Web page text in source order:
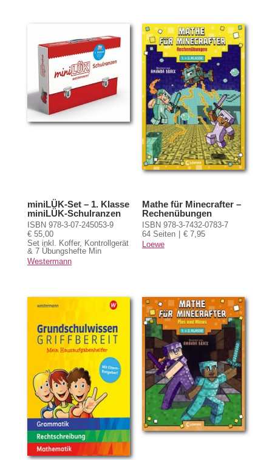
miniLÜK-Set – 1. Klasse
miniLÜK-Schulranzen
ISBN 978-3-07-245053-9
€ 55,00
Set inkl. Koffer, Kontrollgerät
& 7 Übungshefte Min
Westermann
Mathe für Minecrafter –
Rechenübungen
ISBN 978-3-7432-0783-7
64 Seiten
€ 7,95
Loewe